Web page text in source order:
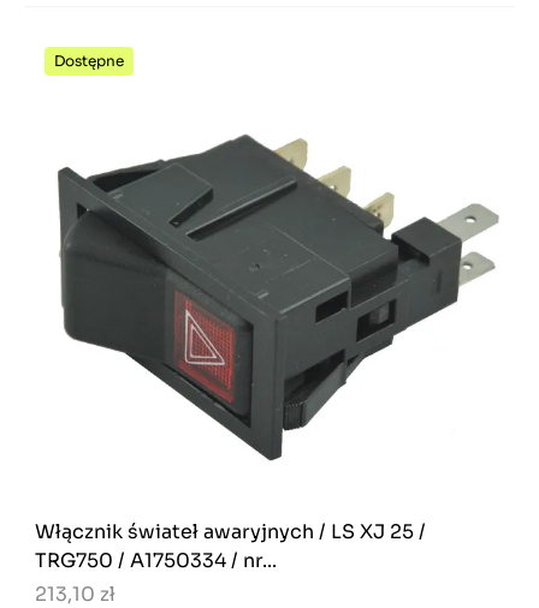
Dostępne
Włącznik świateł awaryjnych / LS XJ 25 /
TRG750 / A1750334 / nr...
213,10 zł